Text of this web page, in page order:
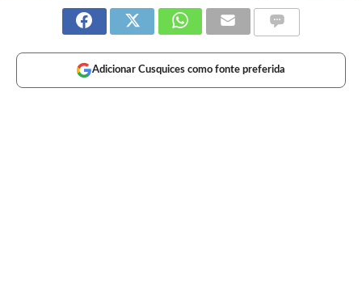
Adicionar Cusquices como fonte preferida